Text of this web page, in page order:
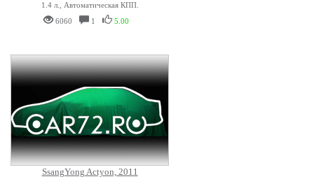
1.4 л., Автоматическая КПП.
6060
1 5.00
SsangYong Actyon, 2011